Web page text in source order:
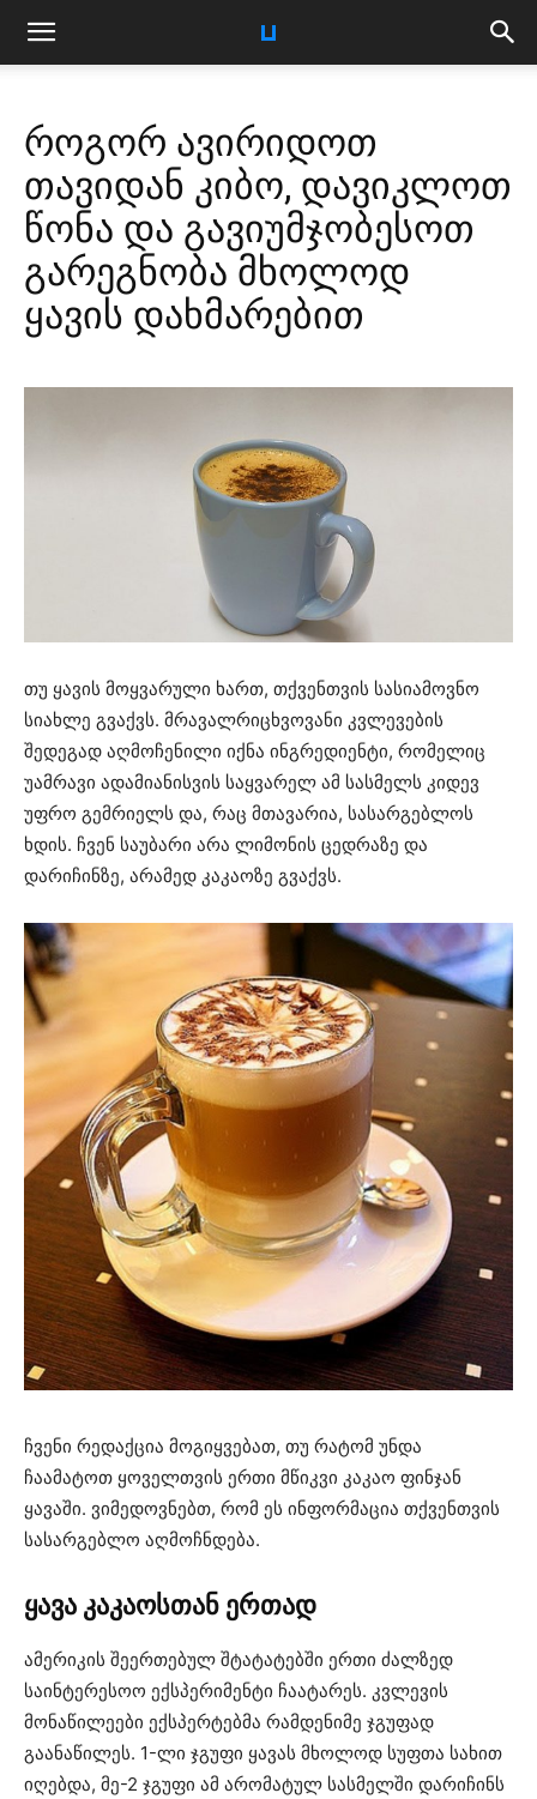
როგორ ავირიდოთ
თავიდან კიბო, დავიკლოთ
წონა და გავიუმჯობესოთ
გარეგნობა მხოლოდ
ყავის დახმარებით
თუ ყავის მოყვარული ხართ, თქვენთვის სასიამოვნო
სიახლე გვაქვს. მრავალრიცხვოვანი კვლევების
შედეგად აღმოჩენილი იქნა ინგრედიენტი, რომელიც
უამრავი ადამიანისვის საყვარელ ამ სასმელს კიდევ
უფრო გემრიელს და, რაც მთავარია, სასარგებლოს
ხდის. ჩვენ საუბარი არა ლიმონის ცედრაზე და
დარიჩინზე, არამედ კაკაოზე გვაქვს.
ჩვენი რედაქცია მოგიყვებათ, თუ რატომ უნდა
ჩაამატოთ ყოველთვის ერთი მწიკვი კაკაო ფინჯან
ყავაში. ვიმედოვნებთ, რომ ეს ინფორმაცია თქვენთვის
სასარგებლო აღმოჩნდება.
ყავა კაკაოსთან ერთად
ამერიკის შეერთებულ შტატატებში ერთი ძალზედ
საინტერესოო ექსპერიმენტი ჩაატარეს. კვლევის
მონაწილეები ექსპერტებმა რამდენიმე ჯგუფად
გაანაწილეს. 1-ლი ჯგუფი ყავას მხოლოდ სუფთა სახით
იღებდა, მე-2 ჯგუფი ამ არომატულ სასმელში დარიჩინს